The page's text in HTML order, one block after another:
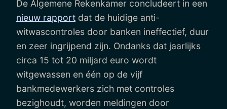
De Algemene Rekenkamer concludeert in een
nieuw rapport dat de huidige anti-
witwascontroles door banken ineffectief, duur
en zeer ingrijpend zijn. Ondanks dat jaarlijks
circa 15 tot 20 miljard euro wordt
witgewassen en één op de vijf
bankmedewerkers zich met controles
bezighoudt, worden meldingen door